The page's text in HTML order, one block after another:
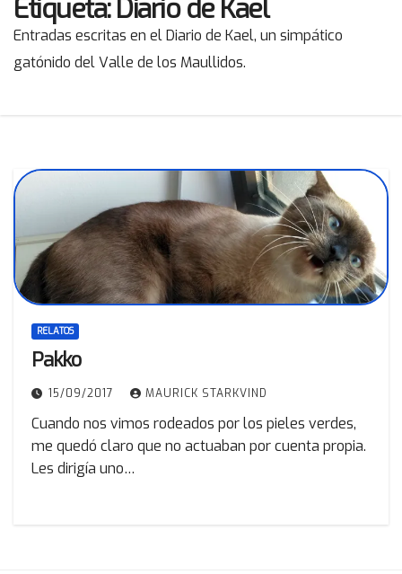
Etiqueta:Diario de Kael
Entradas escritas en el Diario de Kael, un simpático
gatónido del Valle de los Maullidos.
RELATOS
Pakko
15/09/2017 MAURICK STARKVIND
Cuando nos vimos rodeados por los pieles verdes,
me quedó claro que no actuaban por cuenta propia.
Les dirigía uno…